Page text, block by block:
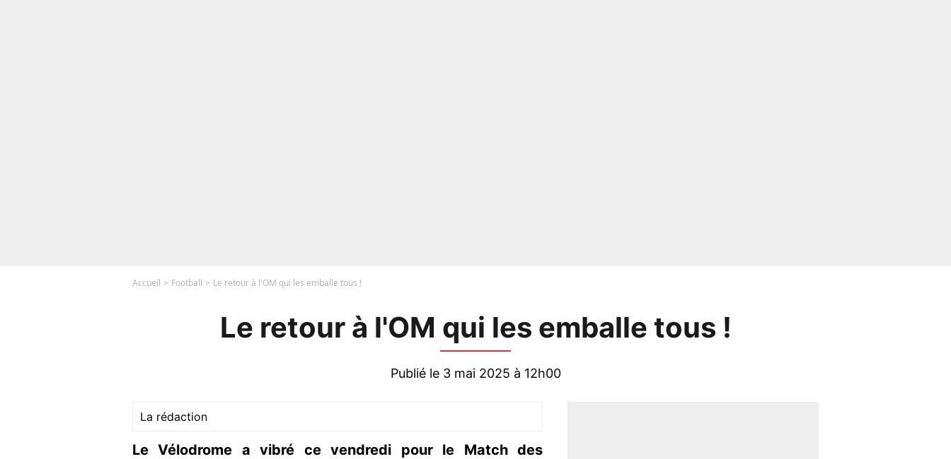
Accueil Football Le retour à l'OM qui les emballe tous !
Le retour à l'OM qui les emballe tous !
Publié le 3 mai 2025 à 12h00
La rédaction
Le Vélodrome a vibré ce vendredi pour le Match des